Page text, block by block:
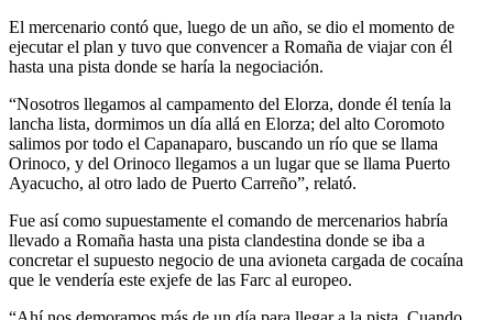
El mercenario contó que, luego de un año, se dio el momento de
ejecutar el plan y tuvo que convencer a Romaña de viajar con él
hasta una pista donde se haría la negociación.
“Nosotros llegamos al campamento del Elorza, donde él tenía la
lancha lista, dormimos un día allá en Elorza; del alto Coromoto
salimos por todo el Capanaparo, buscando un río que se llama
Orinoco, y del Orinoco llegamos a un lugar que se llama Puerto
Ayacucho, al otro lado de Puerto Carreño”, relató.
Fue así como supuestamente el comando de mercenarios habría
llevado a Romaña hasta una pista clandestina donde se iba a
concretar el supuesto negocio de una avioneta cargada de cocaína
que le vendería este exjefe de las Farc al europeo.